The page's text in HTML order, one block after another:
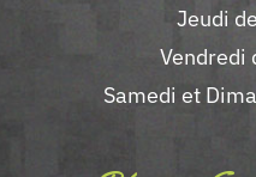
Jeudi
Vendredi
Samedi et